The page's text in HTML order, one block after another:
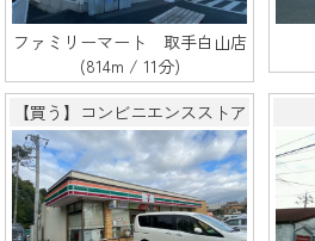
ファミリーマート 取手白山店
(814m / 11分)
【買う】コンビニエンスストア